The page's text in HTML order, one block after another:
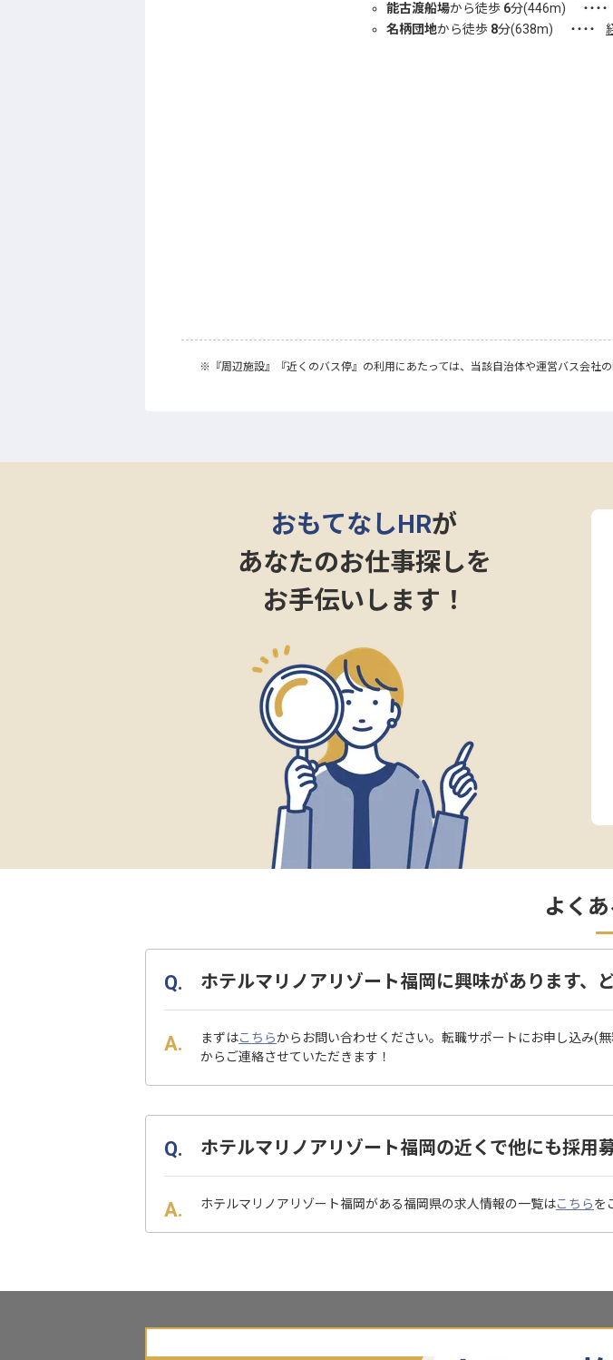
能古渡船場から徒歩 6分(446m) ・・・・
名柄団地から徒歩 8分(638m) ・・・・
※ 『周辺施設』 『近くのバス停』 の利用にあたっては、当該自治体や運営バス会社
おもてなしHRが
あなたのお仕事探しを
お手伝いします！
よく
ホテルマリノアリゾート福岡に興味があります、
まずはこちらからお問い合わせください。転職サポートにお申し込み(
からご連絡させていただきます！
ホテルマリノアリゾート福岡の近くで他にも採用
ホテルマリノアリゾート福岡がある福岡県の求人情報の一覧はこちらを